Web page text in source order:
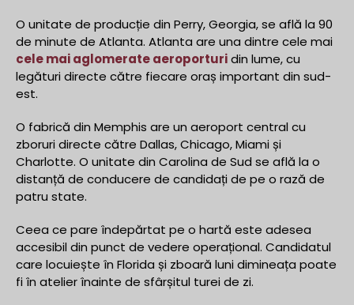
O unitate de producție din Perry, Georgia, se află la 90
de minute de Atlanta. Atlanta are una dintre cele mai
cele mai aglomerate aeroporturidin lume, cu
legături directe către fiecare oraș important din sud-
est.
O fabrică din Memphis are un aeroport central cu
zboruri directe către Dallas, Chicago, Miami și
Charlotte. O unitate din Carolina de Sud se află la o
distanță de conducere de candidați de pe o rază de
patru state.
Ceea ce pare îndepărtat pe o hartă este adesea
accesibil din punct de vedere operațional. Candidatul
care locuiește în Florida și zboară luni dimineața poate
fi în atelier înainte de sfârșitul turei de zi.